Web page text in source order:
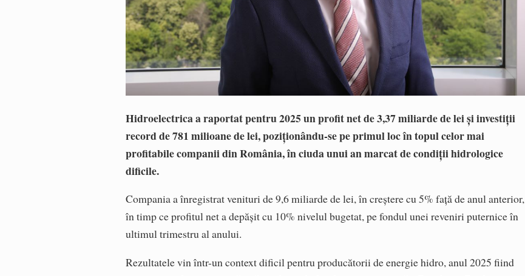
Hidroelectrica a raportat pentru 2025 un profit net de 3,37 miliarde de lei și investiții
record de 781 milioane de lei, poziționându-se pe primul loc în topul celor mai
profitabile companii din România, în ciuda unui an marcat de condiții hidrologice
dificile.
Compania a înregistrat venituri de 9,6 miliarde de lei, în creștere cu 5% față de anul anterior,
în timp ce profitul net a depășit cu 10% nivelul bugetat, pe fondul unei reveniri puternice în
ultimul trimestru al anului.
Rezultatele vin într-un context dificil pentru producătorii de energie hidro, anul 2025 fiind